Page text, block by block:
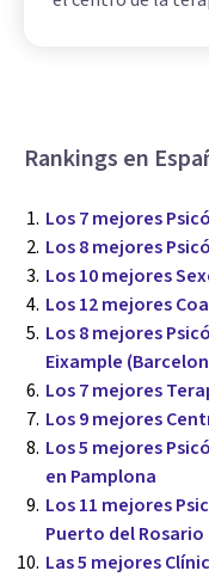
Rankings en
Los 7 mejores
Los 8 mejores
Los 10 mejores
Los 12 mejores
Los 8 mejores
Eixample
Los 7 mejores
Los 9 mejores
Los 5 mejores
en Pamplona
Los 11 mejores
Puerto del Rosario
Las 5 mejores